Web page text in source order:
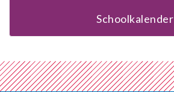
Schoolkalender